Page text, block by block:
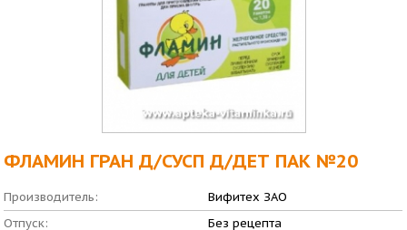
ФЛАМИН ГРАН Д/СУСП Д/ДЕТ ПАК №20
Производитель:
Вифитех ЗАО
Отпуск:
Без рецепта